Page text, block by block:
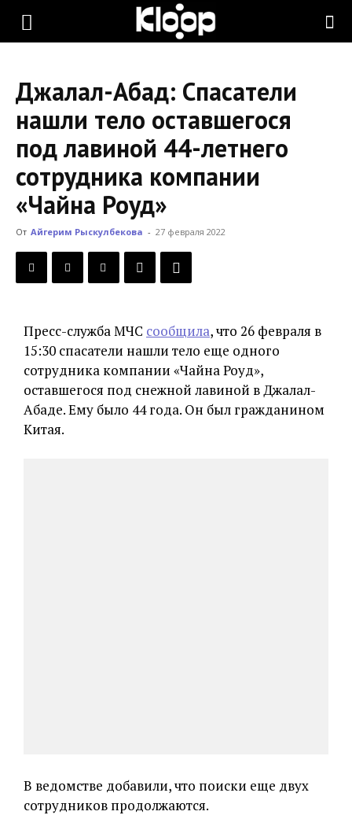
KLOOP.KG
Новости
Кыргызстана
Джалал-Абад: Спасатели
нашли тело оставшегося
под лавиной 44-летнего
сотрудника компании
«Чайна Роуд»
От Айгерим Рыскулбекова - 27 февраля 2022
Пресс-служба МЧС сообщила, что 26 февраля в
15:30 спасатели нашли тело еще одного
сотрудника компании «Чайна Роуд»,
оставшегося под снежной лавиной в Джалал-
Абаде. Ему было 44 года. Он был гражданином
Китая.
В ведомстве добавили, что поиски еще двух
сотрудников продолжаются.